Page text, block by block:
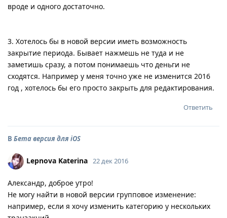
вроде и одного достаточно.
3. Хотелось бы в новой версии иметь возможность
закрытие периода. Бывает нажмешь не туда и не
заметишь сразу, а потом понимаешь что деньги не
сходятся. Например у меня точно уже не изменится 2016
год , хотелось бы его просто закрыть для редактирования.
Ответить
В Бета версия для iOS
Lepnova Katerina 22 дек 2016
Александр, доброе утро!
Не могу найти в новой версии групповое изменение:
например, если я хочу изменить категорию у нескольких